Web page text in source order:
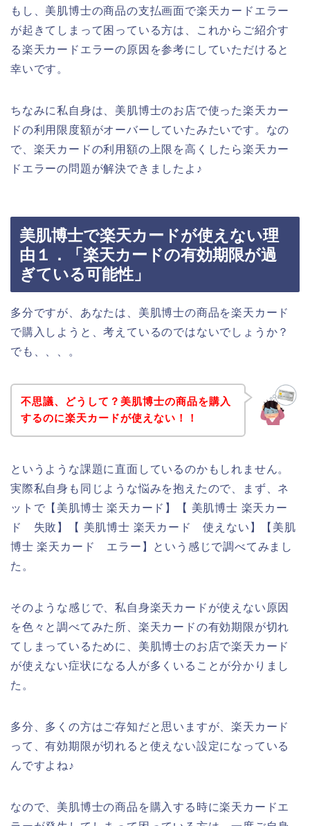
もし、美肌博士の商品の支払画面で楽天カードエラー
が起きてしまって困っている方は、これからご紹介す
る楽天カードエラーの原因を参考にしていただけると
幸いです。
ちなみに私自身は、美肌博士のお店で使った楽天カー
ドの利用限度額がオーバーしていたみたいです。なの
で、楽天カードの利用額の上限を高くしたら楽天カー
ドエラーの問題が解決できましたよ♪
美肌博士で楽天カードが使えない理
由１．「楽天カードの有効期限が過
ぎている可能性」
多分ですが、あなたは、美肌博士の商品を楽天カード
で購入しようと、考えているのではないでしょうか？
でも、、、。
不思議、どうして？美肌博士の商品を購入
するのに楽天カードが使えない！！
というような課題に直面しているのかもしれません。
実際私自身も同じような悩みを抱えたので、まず、ネ
ットで【美肌博士 楽天カード】【 美肌博士 楽天カー
ド 失敗】【 美肌博士 楽天カード 使えない】【美肌
博士 楽天カード エラー】という感じで調べてみまし
た。
そのような感じで、私自身楽天カードが使えない原因
を色々と調べてみた所、楽天カードの有効期限が切れ
てしまっているために、美肌博士のお店で楽天カード
が使えない症状になる人が多くいることが分かりまし
た。
多分、多くの方はご存知だと思いますが、楽天カード
って、有効期限が切れると使えない設定になっている
んですよね♪
なので、美肌博士の商品を購入する時に楽天カードエ